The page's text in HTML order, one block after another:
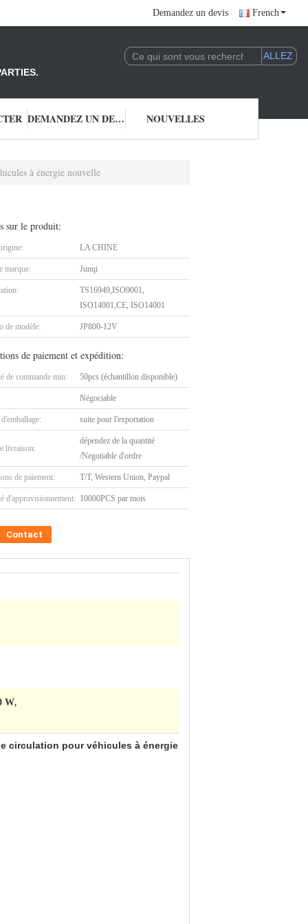
Demandez un devis French
DEMANDEZ UN DEVIS NOUVELLES
à énergie nouvelle
sur le produit:
LA CHINE
marque: Junqi
TS16949,ISO9001,
ISO14001,CE, ISO14001
de modèle: JP800-12V
de paiement et expédition:
de commande min: 50pcs (échantillon disponible)
Négociable
suite pour l'exportation
livraison:
dépendez de la quantité
/Negotiable d'ordre
de paiement: T/T, Western Union, Paypal
d'approvisionnement: 10000PCS par mois
Contact
W,
circulation pour véhicules à énergie